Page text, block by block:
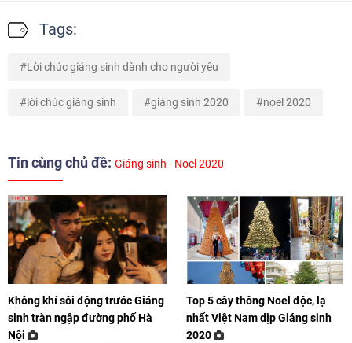
Tags:
Lời chúc giáng sinh dành cho người yêu
lời chúc giáng sinh giáng sinh 2020 noel 2020
Tin cùng chủ đề: Giáng sinh - Noel 2020
Không khí sôi động trước Giáng
sinh tràn ngập đường phố Hà
Nội
Top 5 cây thông Noel độc, lạ
nhất Việt Nam dịp Giáng sinh
2020